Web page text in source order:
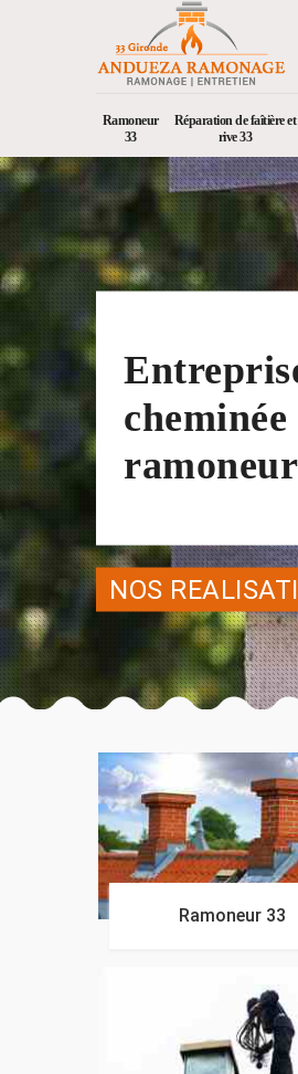
Ramoneur
33
Réparation de faîtière et
rive 33
NOS
Ramoneur 33